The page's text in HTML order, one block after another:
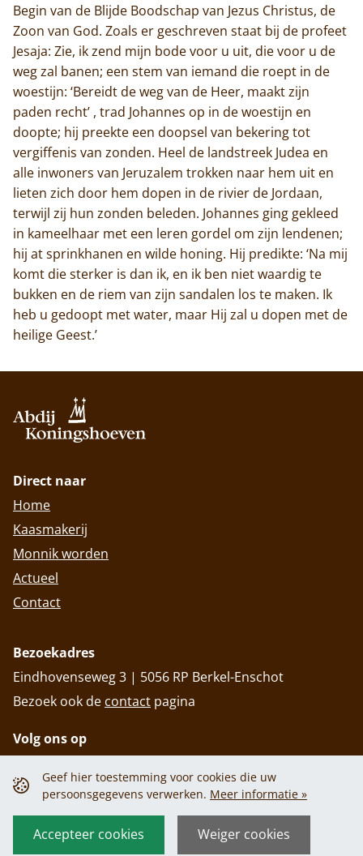
Privacy policy Cookiebeleid
Geef hier toestemming voor cookies die uw
persoonsgegevens verwerken. Meer informatie »
Accepteer cookies Weiger cookies
Begin van de Blijde Boodschap van Jezus Christus, de
Zoon van God. Zoals er geschreven staat bij de profeet
Jesaja: Zie, ik zend mijn bode voor u uit, die voor u de
weg zal banen; een stem van iemand die roept in de
woestijn: ‘Bereidt de weg van de Heer, maakt zijn
paden recht’ , trad Johannes op in de woestijn en
doopte; hij preekte een doopsel van bekering tot
vergiffenis van zonden. Heel de landstreek Judea en
alle inwoners van Jeruzalem trokken naar hem uit en
lieten zich door hem dopen in de rivier de Jordaan,
terwijl zij hun zonden beleden. Johannes ging gekleed
in kameelhaar met een leren gordel om zijn lendenen;
hij at sprinkhanen en wilde honing. Hij predikte: ‘Na mij
komt die sterker is dan ik, en ik ben niet waardig te
bukken en de riem van zijn sandalen los te maken. Ik
heb u gedoopt met water, maar Hij zal u dopen met de
heilige Geest.’
Direct naar
Home
Kaasmakerij
Monnik worden
Actueel
Contact
Bezoekadres
Eindhovenseweg 3 | 5056 RP Berkel-Enschot
Bezoek ook de contact pagina
Volg ons op